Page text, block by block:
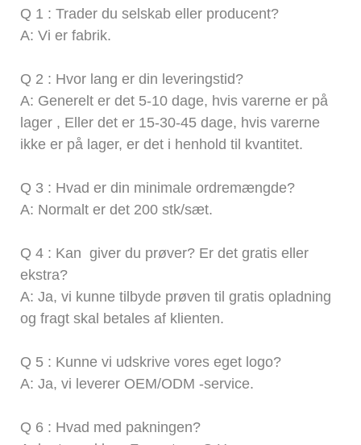
Q 1 : Trader du selskab eller producent?
A: Vi er fabrik.
Q 2 : Hvor lang er din leveringstid?
A: Generelt er det 5-10 dage, hvis varerne er på
lager , Eller det er 15-30-45 dage, hvis varerne
ikke er på lager, er det i henhold til kvantitet.
Q 3 : Hvad er din minimale ordremængde?
A: Normalt er det 200 stk/sæt.
Q 4 : Kan giver du prøver? Er det gratis eller
ekstra?
A: Ja, vi kunne tilbyde prøven til gratis opladning
og fragt skal betales af klienten.
Q 5 : Kunne vi udskrive vores eget logo?
A: Ja, vi leverer OEM/ODM -service.
Q 6 : Hvad med pakningen?